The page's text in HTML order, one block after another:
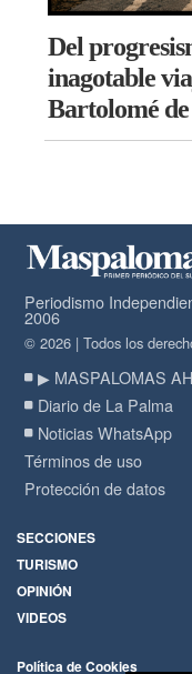
Del
inagotable
Bartolomé
Periodismo
2006
© 2026 | Todos los
▶ MASPALOMAS
Diario de La Palma
Noticias WhatsApp
Términos de uso
Protección de datos
SECCIONES
TURISMO
OPINIÓN
VIDEOS
Política de Cookies